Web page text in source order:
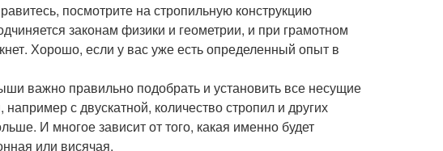
посмотрите на стропильную конструкцию
законам физики и геометрии, и при грамотном
Хорошо, если у вас уже есть определенный опыт в
важно правильно подобрать и установить все несущие
с двускатной, количество стропил и других
И многое зависит от того, какая именно будет
или висячая.